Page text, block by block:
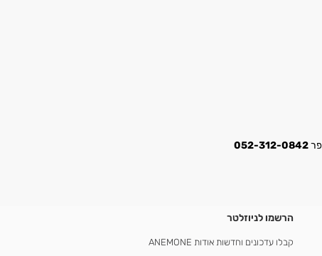
052-312-0842
הרשמו לניוזלטר
קבלו עדכונים וחדשות אודות ANEMONE